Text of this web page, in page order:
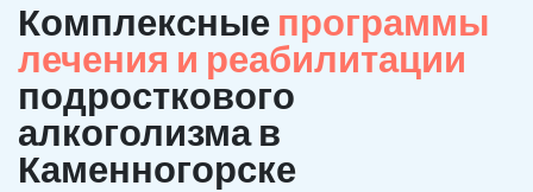
Комплексные программы
лечения и реабилитации
подросткового
алкоголизма в
Каменногорске